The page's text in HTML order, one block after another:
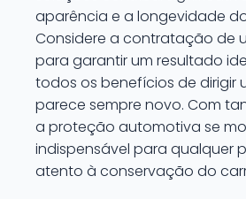
aparência e a longevidade
Considere a contratação de
para garantir um resultado
todos os benefícios de dirigir
parece sempre novo. Com
a proteção automotiva se
indispensável para qualquer
atento à conservação do